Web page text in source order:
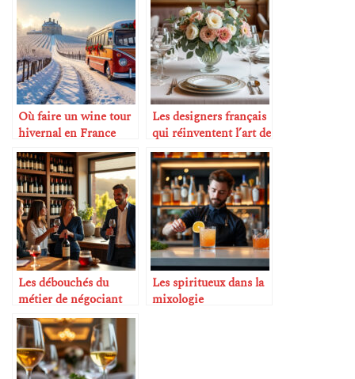
Où faire un wine tour
hivernal en France
Les designers français
qui réinventent l’art de
la table
Les débouchés du
métier de négociant
en vin
Les spiritueux dans la
mixologie